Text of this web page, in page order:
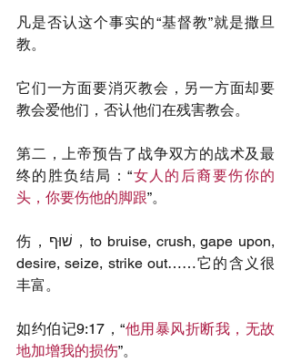
凡是否认这个事实的“基督教”就是撒旦
教。
它们一方面要消灭教会，另一方面却要
教会爱他们，否认他们在残害教会。
第二，上帝预告了战争双方的战术及最
终的胜负结局：“女人的后裔要伤你的
头，你要伤他的脚跟”。
伤，שׁוּף，to bruise, crush, gape upon,
desire, seize, strike out……它的含义很
丰富。
如约伯记9:17，“他用暴风折断我，无故
地加增我的损伤”。